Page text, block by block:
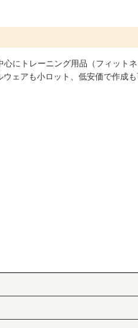
にトレーニング用品（フィット
ェアも小ロット、低安価で作成も